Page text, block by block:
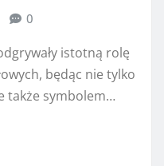
0
istotną rolę
będąc nie tylko
także symbolem…